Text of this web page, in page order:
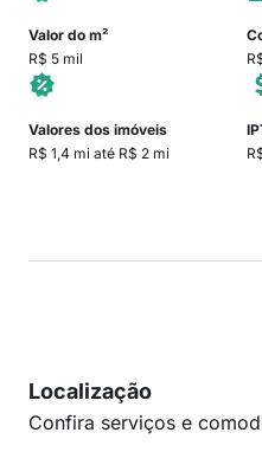
Valor do m²
R$ 5 mil
Valores dos imóveis
R$ 1,4 mi até R$ 2 mi
Localização
Confira serviços e